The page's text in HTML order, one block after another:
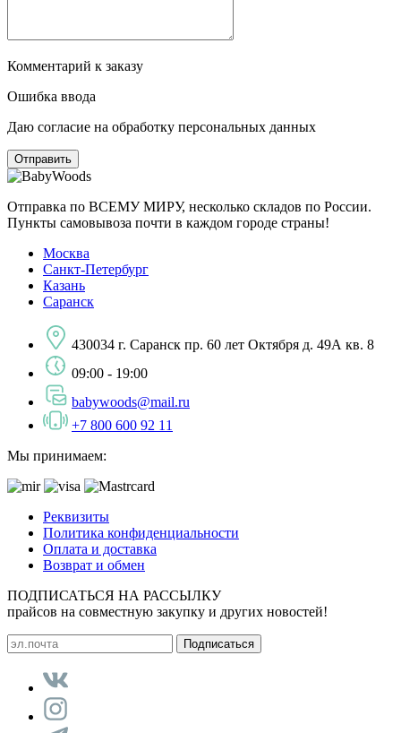
Комментарий к заказу
Ошибка ввода
Даю согласие на обработку персональных данных
Отправка по ВСЕМУ МИРУ, несколько складов по России.
Пункты самовывоза почти в каждом городе страны!
Москва
Санкт-Петербург
Казань
Саранск
430034 г. Саранск пр. 60 лет Октября д. 49А кв. 8
09:00 - 19:00
babywoods@mail.ru
+7 800 600 92 11
Мы принимаем:
Реквизиты
Политика конфиденциальности
Оплата и доставка
Возврат и обмен
ПОДПИСАТЬСЯ НА РАССЫЛКУ
прайсов на совместную закупку и других новостей!